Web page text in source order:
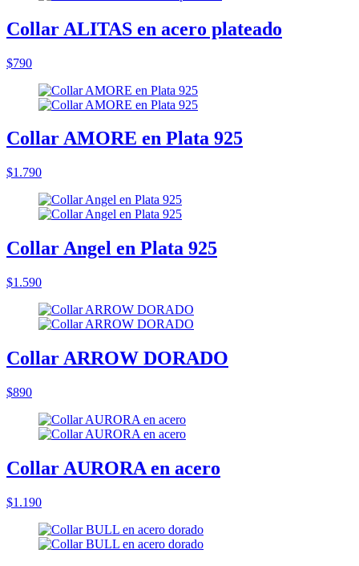
Collar ALITAS en acero plateado
$790
Collar AMORE en Plata 925
$1.790
Collar Angel en Plata 925
$1.590
Collar ARROW DORADO
$890
Collar AURORA en acero
$1.190